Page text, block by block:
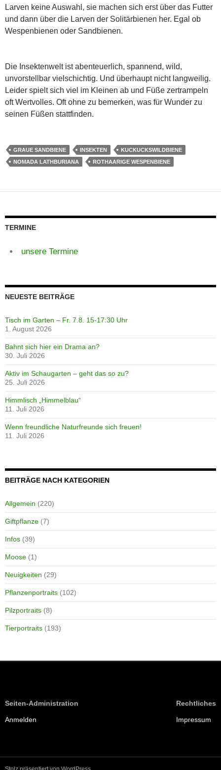
Larven keine Auswahl, sie machen sich erst über das Futter
und dann über die Larven der Solitärbienen her. Egal ob
Wespenbienen oder Sandbienen.
Die Insektenwelt ist abenteuerlich, spannend, wild,
unvorstellbar vielschichtig. Und überhaupt nicht langweilig.
Leider spielt sich viel im Kleinen ab und Füße zertrampeln
oft Wertvolles. Oft ohne zu bemerken, was für Wunder zu
seinen Füßen stattfinden.
GRAUE SANDBIENE INSEKTEN
KUCKUCKSWILDBIENE
NOMADA LATHBURIANA
ROTHAARIGE WESPENBIENE
TERMINE
unsere Termine
NEUESTE BEITRÄGE
Tisch im Garten – Fr. 7.8. 15-17:30 Uhr
1. August 2026
Bahnt sich hier ein Drama an?
30. Juli 2026
Aktiv im Schaugarten – geht das so zu?
25. Juli 2026
Himmlisch „Himmelblau“
11. Juli 2026
Wenn freundliche Naturfreunde sich freuen!
11. Juli 2026
BEITRÄGE NACH KATEGORIEN
Allgemein (220)
Giftpflanze (7)
Infos (39)
Moose (1)
Neuigkeiten (29)
Pflanzenportraits (102)
Pilzportraits (8)
Tierportraits (193)
Seiten-Administration
Anmelden
Rechtliches
Impressum